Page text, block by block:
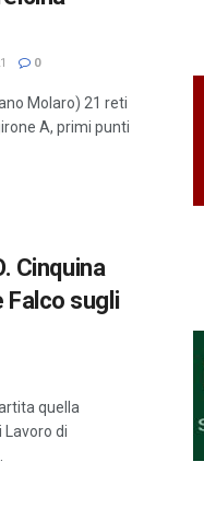
0
Molaro) 21 reti
A, primi punti
Cinquina
Falco sugli
quella
di